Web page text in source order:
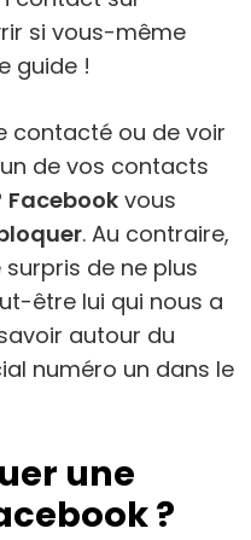
si vous-même
guide !
contacté ou de voir
de vos contacts
Facebook vous
. Au contraire,
de ne plus
être lui qui nous a
autour du
numéro un dans le
une
?